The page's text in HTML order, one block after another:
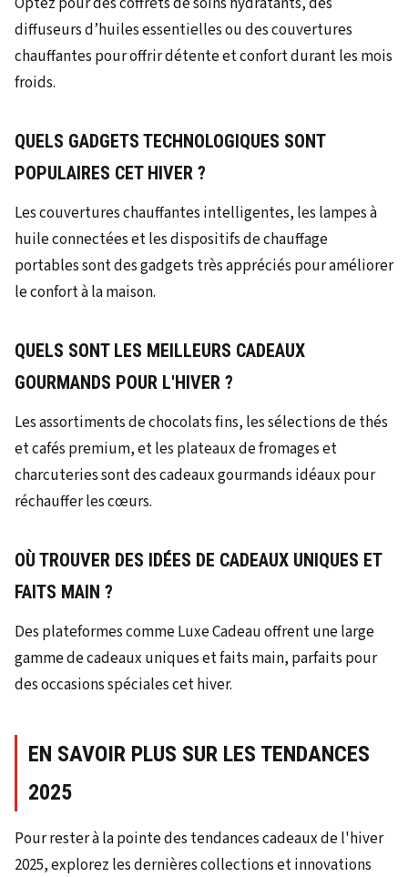
diffuseurs d’huiles essentielles ou des couvertures
chauffantes pour offrir détente et confort durant les mois
froids.
QUELS GADGETS TECHNOLOGIQUES SONT
POPULAIRES CET HIVER ?
Les couvertures chauffantes intelligentes, les lampes à
huile connectées et les dispositifs de chauffage
portables sont des gadgets très appréciés pour améliorer
le confort à la maison.
QUELS SONT LES MEILLEURS CADEAUX
GOURMANDS POUR L'HIVER ?
Les assortiments de chocolats fins, les sélections de thés
et cafés premium, et les plateaux de fromages et
charcuteries sont des cadeaux gourmands idéaux pour
réchauffer les cœurs.
OÙ TROUVER DES IDÉES DE CADEAUX UNIQUES ET
FAITS MAIN ?
Des plateformes comme Luxe Cadeau offrent une large
gamme de cadeaux uniques et faits main, parfaits pour
des occasions spéciales cet hiver.
EN SAVOIR PLUS SUR LES TENDANCES
2025
Pour rester à la pointe des tendances cadeaux de l'hiver
2025, explorez les dernières collections et innovations